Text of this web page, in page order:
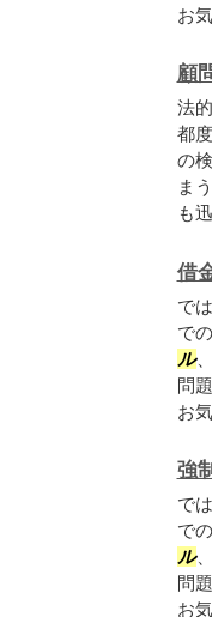
お
顧
法
都
の
ま
も
借
で
で
ル
問
お
強
で
で
ル
問
お